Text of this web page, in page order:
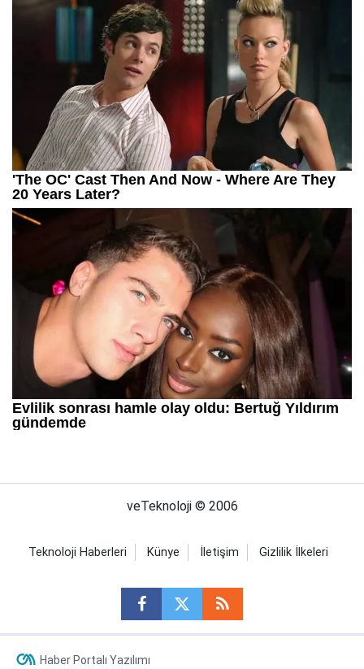
veTeknoloji © 2006
Teknoloji Haberleri Künye İletişim Gizlilik İlkeleri
Haber Portalı Yazılımı